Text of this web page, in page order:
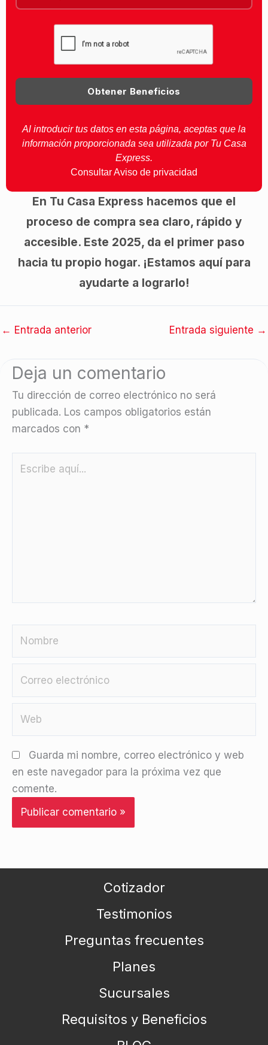
Obtener Beneficios
Al introducir tus datos en esta página, aceptas que la
información proporcionada sea utilizada por Tu Casa
Express.
Consultar Aviso de privacidad
En Tu Casa Express hacemos que el
proceso de compra sea claro, rápido y
accesible. Este 2025, da el primer paso
hacia tu propio hogar. ¡Estamos aquí para
ayudarte a lograrlo!
← Entrada anterior Entrada siguiente →
Deja un comentario
Tu dirección de correo electrónico no será
publicada. Los campos obligatorios están
marcados con *
Guarda mi nombre, correo electrónico y web
en este navegador para la próxima vez que
comente.
Cotizador
Testimonios
Preguntas frecuentes
Planes
Sucursales
Requisitos y Beneficios